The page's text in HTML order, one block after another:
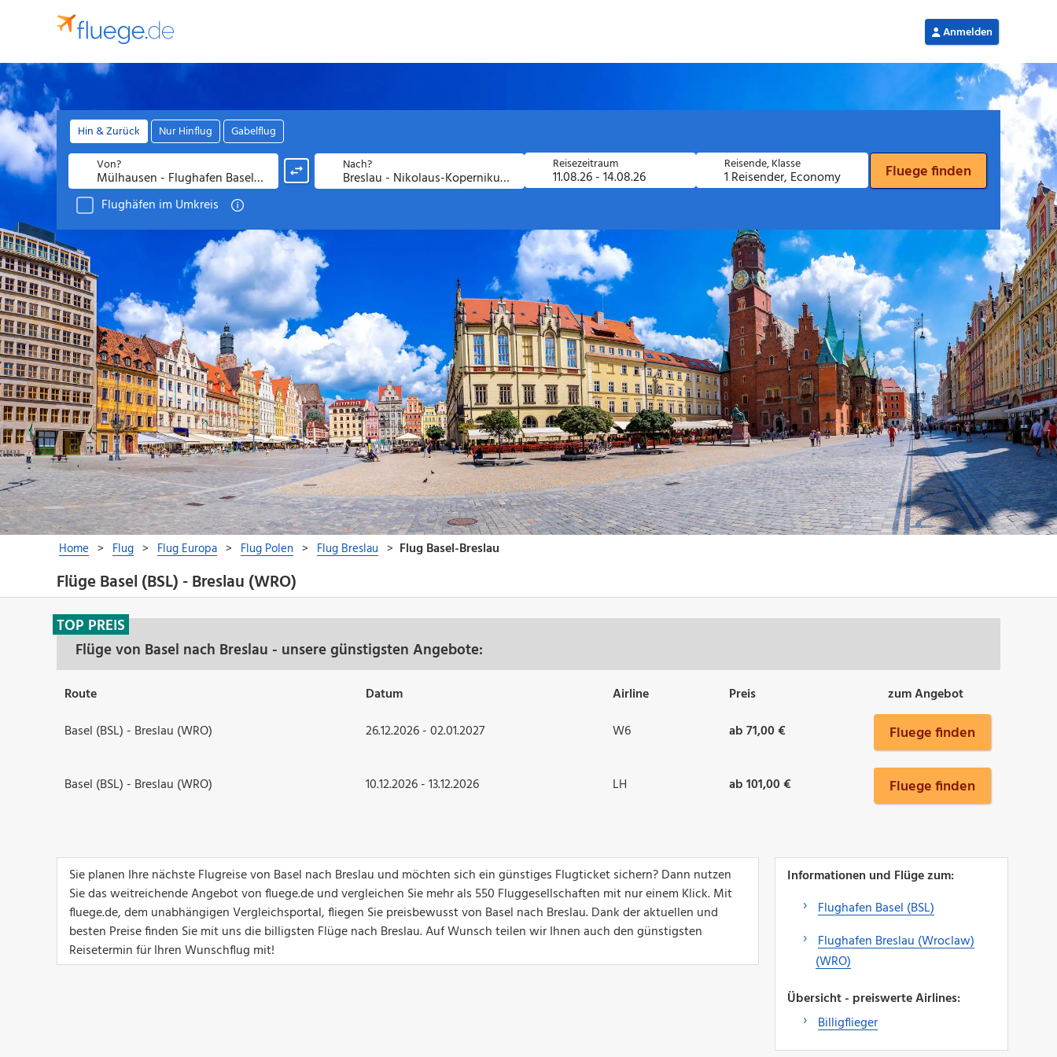
Flüge Basel (BSL) - Breslau (WRO)
Flüge von Basel nach Breslau - unsere günstigsten Angebote:
TOP PREIS
Route Datum Airline Preis
zum Angebot
Basel (BSL) - Breslau (WRO)
26.12.2026 - 02.01.2027 W6 ab 71,00 € Fluege finden
Basel (BSL) - Breslau (WRO) 10.12.2026 - 13.12.2026 LH ab 101,00 € Fluege finden
Sie planen Ihre nächste Flugreise von Basel nach Breslau und möchten sich ein günstiges Flugticket sichern? Dann nutzen
Sie das weitreichende Angebot von fluege.de und vergleichen Sie mehr als 550 Fluggesellschaften mit nur einem Klick. Mit
fluege.de, dem unabhängigen Vergleichsportal, fliegen Sie preisbewusst von Basel nach Breslau. Dank der aktuellen und
besten Preise finden Sie mit uns die billigsten Flüge nach Breslau. Auf Wunsch teilen wir Ihnen auch den günstigsten
Reisetermin für Ihren Wunschflug mit!
Informationen und Flüge zum:
Flughafen Basel (BSL)
Flughafen Breslau (Wroclaw)
(WRO)
Übersicht - preiswerte Airlines:
Billigflieger